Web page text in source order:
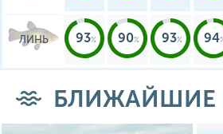
ЛИНЬ 93 90 93 94
БЛИЖАЙШИЕ